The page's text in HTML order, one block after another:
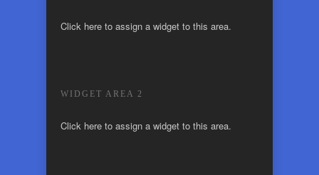
Click here to assign a widget to this area.
WIDGET AREA 2
Click here to assign a widget to this area.